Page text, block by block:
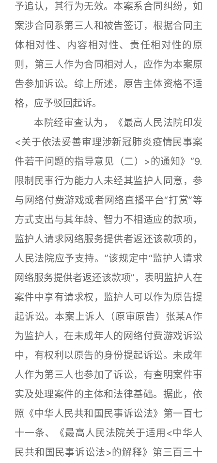
予追认，其行为无效。本案系合同纠纷，如
案涉合同系第三人和被告签订，根据合同主
体相对性、内容相对性、责任相对性的原
则，第三人作为合同相对人，应作为本案原
告参加诉讼。综上所述，原告主体资格不适
格，应予驳回起诉。
本院经审查认为，《最高人民法院印发
<关于依法妥善审理涉新冠肺炎疫情民事案
件若干问题的指导意见（二）>的通知》“9.
限制民事行为能力人未经其监护人同意，参
与网络付费游戏或者网络直播平台“打赏”等
方式支出与其年龄、智力不相适应的款项，
监护人请求网络服务提供者返还该款项的，
人民法院应予支持。”该规定中“监护人请求
网络服务提供者返还该款项”，表明监护人在
案件中享有请求权，监护人可以作为原告提
起诉讼。本案上诉人（原审原告）张某A作
为监护人，在未成年人的网络付费游戏诉讼
中，有权利以原告的身份提起诉讼。未成年
人作为第三人也参加了诉讼，有查明案件事
实及处理案件的主体和法律基础。据此，依
照《中华人民共和国民事诉讼法》第一百七
十一条、《最高人民法院关于适用<中华人
民共和国民事诉讼法>的解释》第三百三十